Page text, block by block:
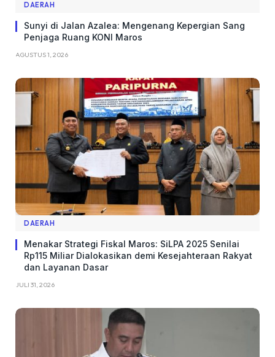
DAERAH
Sunyi di Jalan Azalea: Mengenang Kepergian Sang
Penjaga Ruang KONI Maros
AGUSTUS 1, 2026
DAERAH
Menakar Strategi Fiskal Maros: SiLPA 2025 Senilai
Rp115 Miliar Dialokasikan demi Kesejahteraan Rakyat
dan Layanan Dasar
JULI 31, 2026